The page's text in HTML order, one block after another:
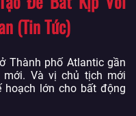
(Tin Tức)
Thành phố Atlantic gần
Và vị chủ tịch mới
lớn cho bất động